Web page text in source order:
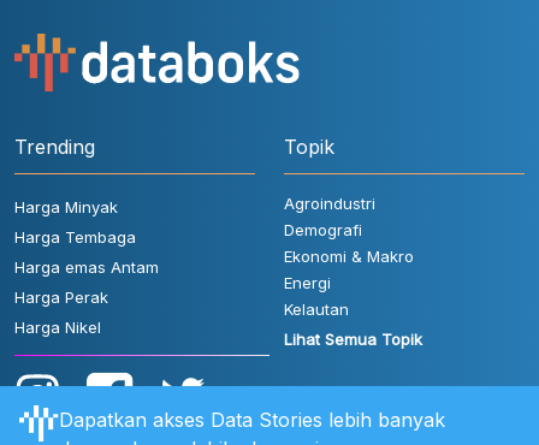
Trending
Harga Minyak
Harga Tembaga
Harga emas Antam
Harga Perak
Harga Nikel
Topik
Agroindustri
Demografi
Ekonomi & Makro
Energi
Kelautan
Lihat Semua Topik
Dapatkan akses Data Stories lebih banyak